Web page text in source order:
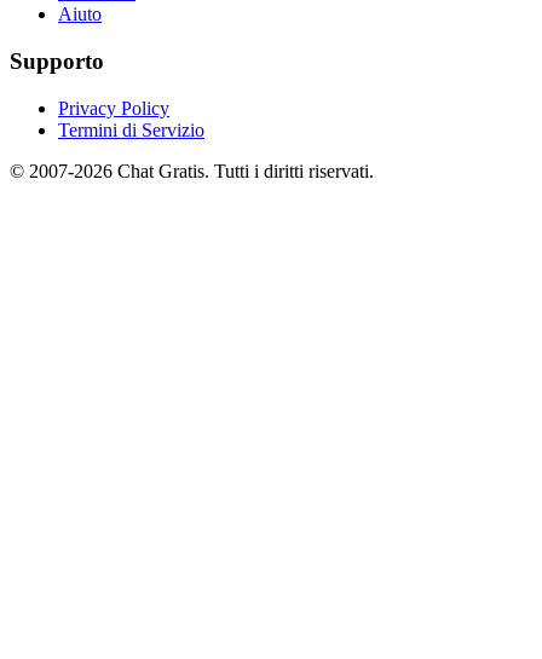
Aiuto
Supporto
Privacy Policy
Termini di Servizio
© 2007-2026 Chat Gratis. Tutti i diritti riservati.